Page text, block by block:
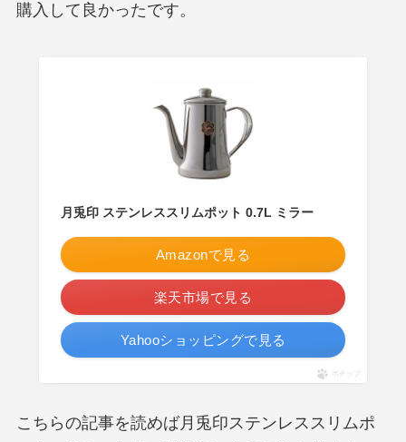
購入して良かったです。
月兎印 ステンレススリムポット 0.7L ミラー
Amazonで見る
楽天市場で見る
Yahooショッピングで見る
ポチップ
こちらの記事を読めば月兎印ステンレススリムポ